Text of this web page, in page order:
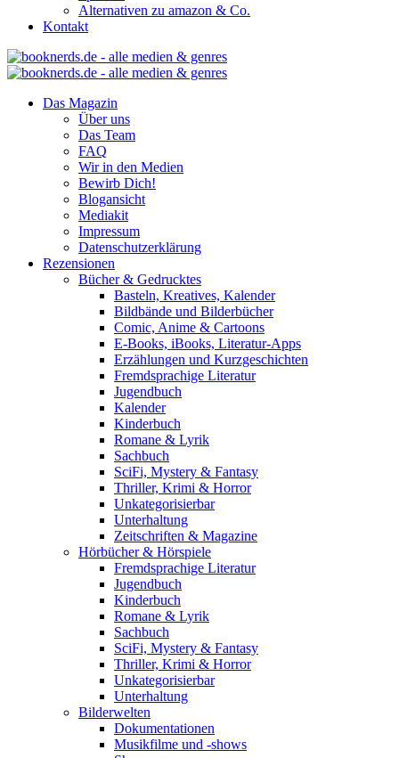
Alternativen zu amazon & Co.
Kontakt
Das Magazin
Über uns
Das Team
FAQ
Wir in den Medien
Bewirb Dich!
Blogansicht
Mediakit
Impressum
Datenschutzerklärung
Rezensionen
Bücher & Gedrucktes
Basteln, Kreatives, Kalender
Bildbände und Bilderbücher
Comic, Anime & Cartoons
E-Books, iBooks, Literatur-Apps
Erzählungen und Kurzgeschichten
Fremdsprachige Literatur
Jugendbuch
Kalender
Kinderbuch
Romane & Lyrik
Sachbuch
SciFi, Mystery & Fantasy
Thriller, Krimi & Horror
Unkategorisierbar
Unterhaltung
Zeitschriften & Magazine
Hörbücher & Hörspiele
Fremdsprachige Literatur
Jugendbuch
Kinderbuch
Romane & Lyrik
Sachbuch
SciFi, Mystery & Fantasy
Thriller, Krimi & Horror
Unkategorisierbar
Unterhaltung
Bilderwelten
Dokumentationen
Musikfilme und -shows